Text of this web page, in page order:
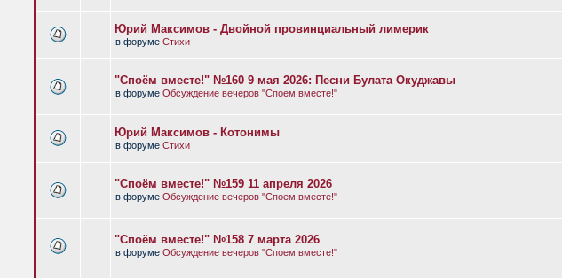
Юрий Максимов - Двойной провинциальный лимерик
в форуме Стихи
"Споём вместе!" №160 9 мая 2026: Песни Булата Окуджавы
в форуме Обсуждение вечеров "Споем вместе!"
Юрий Максимов - Котонимы
в форуме Стихи
"Споём вместе!" №159 11 апреля 2026
в форуме Обсуждение вечеров "Споем вместе!"
"Споём вместе!" №158 7 марта 2026
в форуме Обсуждение вечеров "Споем вместе!"